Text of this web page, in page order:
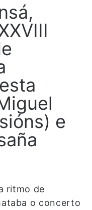
e
ritmo de
o concerto